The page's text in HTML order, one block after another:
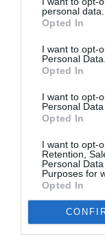
personal data.
Opted In
I want to opt-
Personal Data.
Opted In
I want to opt-
Personal
Opted In
I want to opt-
Retention,
Personal
Purposes for
Opted In